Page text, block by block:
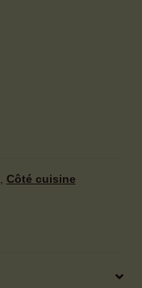
Côté cuisine